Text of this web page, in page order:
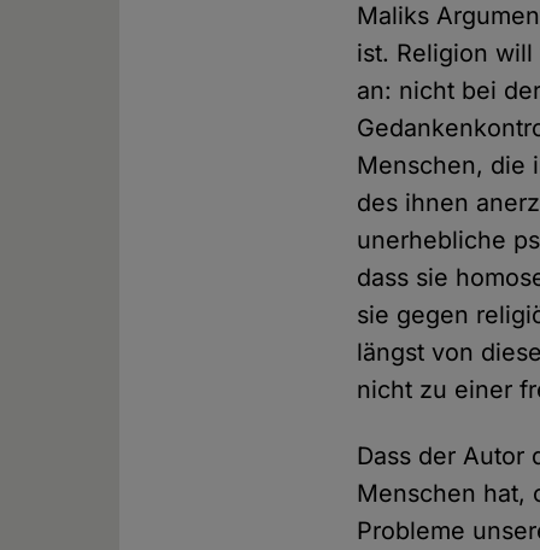
Maliks
ist. Religion
an: nicht bei
Menschen, die
des ihnen
unerhebliche
dass sie
sie gegen
längst von
nicht zu einer
Dass der Autor
Menschen hat,
Probleme